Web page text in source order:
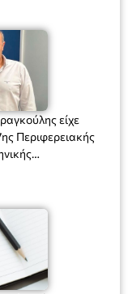
είχε
Περιφερειακής
Λ.Σ. κ. Ιωάννη